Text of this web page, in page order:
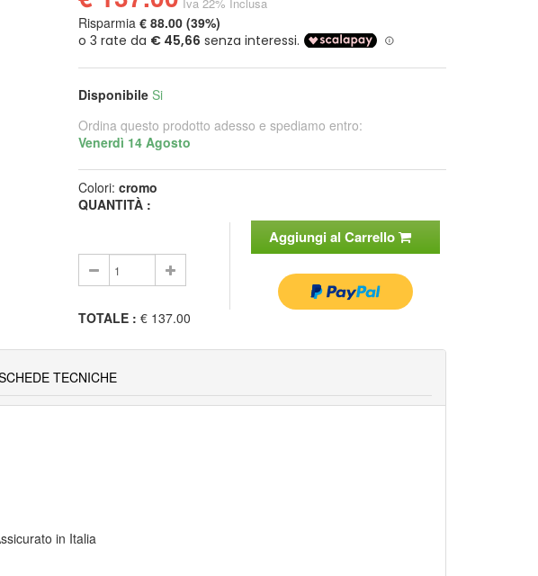
Risparmia€ 88.00 (39%)
Disponibile Si
Ordina questo prodotto adesso e spediamo entro:
Venerdì 14 Agosto
Colori:cromo
QUANTITÀ :
Aggiungi al Carrello
TOTALE : € 137.00
TECNICHE
in Italia